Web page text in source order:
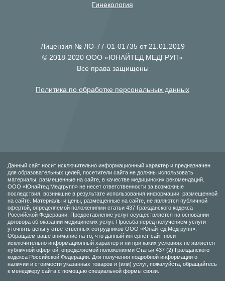
Гинекология
Лицензия № ЛО-77-01-01735 от 21.01.2019
© 2018-2020 ООО «ЮНАЙТЕД МЕДГРУП»
Все права защищены
Политика по обработке персональных данных
Данный сайт носит исключительно информационный характер и предназначен
для образовательных целей, посетители сайта не должны использовать
материалы, размещенные на сайте, в качестве медицинских рекомендаций.
ООО «Юнайтед Медгрупп» не несет ответственности за возможные
последствия, возникшие в результате использования информации, размещенной
на сайте. Материалы и цены, размещенные на сайте, не являются публичной
офертой, определяемой положениями статьи 437 Гражданского кодекса
Российской Федерации. Предоставление услуг осуществляется на основании
договора об оказании медицинских услуг. Просьба перед получением услуги
уточнять цены у ответственных сотрудников ООО «Юнайтед Медгрупп».
Обращаем ваше внимание на то, что данный интернет-сайт носит
исключительно информационный характер и ни при каких условиях не является
публичной офертой, определяемой положениями Статьи 437 (2) Гражданского
кодекса Российской Федерации. Для получения подробной информации о
наличии и стоимости указанных товаров и (или) услуг, пожалуйста, обращайтесь
к менеджеру сайта с помощью специальной формы связи.